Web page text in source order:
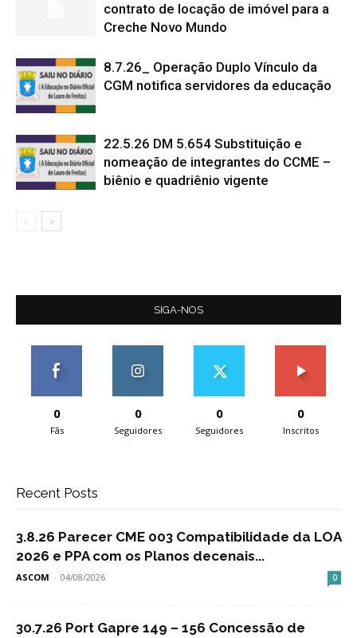
contrato de locação de imóvel para a
Creche Novo Mundo
8.7.26_ Operação Duplo Vínculo da
CGM notifica servidores da educação
22.5.26 DM 5.654 Substituição e
nomeação de integrantes do CCME –
biênio e quadriênio vigente
SIGA-NOS
0
Fãs
0
Seguidores
0
Seguidores
0
Inscritos
Recent Posts
3.8.26 Parecer CME 003 Compatibilidade da LOA
2026 e PPA com os Planos decenais...
ASCOM - 04/08/2026 0
30.7.26 Port Gapre 149 – 156 Concessão de